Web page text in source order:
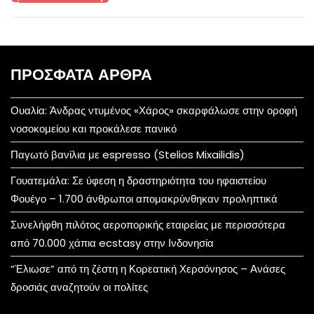
ΠΡΌΣΦΑΤΑ ΆΡΘΡΑ
Ουαλία: Άνδρας ντυμένος «Χάρος» σκαρφάλωσε στην οροφή
νοσοκομείου και προκάλεσε πανικό
Παγωτό βανίλια με espresso (Stelios Mixailidis)
Γουατεμάλα: Σε ύφεση η δραστηριότητα του ηφαιστείου
Φουέγο – 1.700 άνθρωποι απομακρύνθηκαν προληπτικά
Συνελήφθη πιλότος αεροπορικής εταιρείας με περισσότερα
από 70.000 χάπια ecstasy στην Ινδονησία
“Έλιωσε” από τη ζέστη η Κορεατική Χερσόνησος – Ανάσες
δροσιάς αναζητούν οι πολίτες